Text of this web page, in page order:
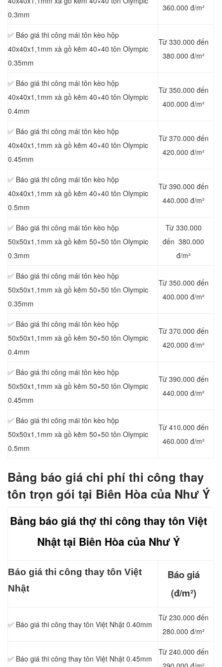
0.3mm
360.000 đ/m²
✅ Báo giá thi công mái tôn kèo hộp
40x40x1,1mm xà gồ kẽm 40×40 tôn Olympic
0.35mm
Từ 330.000 đến
380.000 đ/m²
✅ Báo giá thi công mái tôn kèo hộp
40x40x1,1mm xà gồ kẽm 40×40 tôn Olympic
0.4mm
Từ 350.000 đến
400.000 đ/m²
✅ Báo giá thi công mái tôn kèo hộp
40x40x1,1mm xà gồ kẽm 40×40 tôn Olympic
0.45mm
Từ 370.000 đến
420.000 đ/m²
✅ Báo giá thi công mái tôn kèo hộp
40x40x1,1mm xà gồ kẽm 40×40 tôn Olympic
0.5mm
Từ 390.000 đến
440.000 đ/m²
✅ Báo giá thi công mái tôn kèo hộp
50x50x1,1mm xà gồ kẽm 50×50 tôn Olympic
0.3mm
Từ 330.000
đến 380.000
đ/m²
✅ Báo giá thi công mái tôn kèo hộp
50x50x1,1mm xà gồ kẽm 50×50 tôn Olympic
0.35mm
Từ 350.000 đến
400.000 đ/m²
✅ Báo giá thi công mái tôn kèo hộp
50x50x1,1mm xà gồ kẽm 50×50 tôn Olympic
0.4mm
Từ 370.000 đến
420.000 đ/m²
✅ Báo giá thi công mái tôn kèo hộp
50x50x1,1mm xà gồ kẽm 50×50 tôn Olympic
0.45mm
Từ 390.000 đến
440.000 đ/m²
✅ Báo giá thi công mái tôn kèo hộp
50x50x1,1mm xà gồ kẽm 50×50 tôn Olympic
0.5mm
Từ 410.000 đến
460.000 đ/m²
Bảng báo giá chi phí thi công thay
tôn trọn gói tại Biên Hòa của Như Ý
Bảng báo giá thợ thi công thay tôn Việt
Nhật tại Biên Hòa của Như Ý
Báo giá thi công thay tôn Việt
Nhật
Báo giá
(đ/m²)
✅ Báo giá thi công thay tôn Việt Nhật 0.40mm
Từ 230.000 đến
280.000 đ/m²
✅ Báo giá thi công thay tôn Việt Nhật 0.45mm
Từ 240.000 đến